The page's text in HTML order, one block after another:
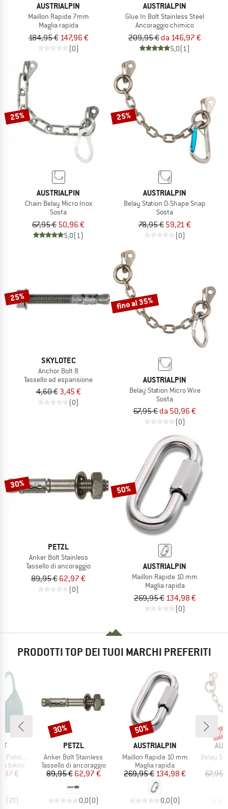
AUSTRIALPIN
Maillon Rapide 7mm
Maglia rapida
184,95 € 147,96 €
(0)
AUSTRIALPIN
Glue In Bolt Stainless Steel
Ancoraggio chimico
209,95 € da 146,97 €
5,0(1)
25%
AUSTRIALPIN
Chain Belay Micro Inox
Sosta
67,95 € 50,96 €
5,0(1)
25%
AUSTRIALPIN
Belay Station D-Shape Snap
Sosta
78,95 € 59,21 €
(0)
25%
SKYLOTEC
Anchor Bolt 8
Tassello ad espansione
4,60 € 3,45 €
(0)
fino al 35%
AUSTRIALPIN
Belay Station Micro Wire
Sosta
67,95 € da 50,96 €
(0)
30%
PETZL
Anker Bolt Stainless
Tassello di ancoraggio
89,95 € 62,97 €
(0)
50%
AUSTRIALPIN
Maillon Rapide 10 mm
Maglia rapida
269,95 € 134,98 €
(0)
PRODOTTI TOP DEI TUOI MARCHI PREFERITI
Triangle
bikini
ridotto
€
(23)
MARCHIO
PETZL
Articolo
Anker Bolt Stainless
Gruppo di prodotti
Tassello di ancoraggio
Prezzo
89,95 €Prezzo ridotto
62,97 €
0,0(0)
Sconto
30%
MARCHIO
AUSTRIALPIN
Articolo
Maillon Rapide 10 mm
Gruppo di prodotti
Maglia rapida
Prezzo
269,95 €Prezzo ridotto
134,98 €
0,0(0)
Sconto
50%
Articolo
Belay
67,95